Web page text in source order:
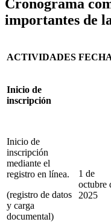
Cronograma
importantes de
ACTIVIDADES
Inicio de
inscripción
Inicio de
inscripción
mediante el
registro en línea.
(registro de datos
y carga
documental)
1 de
octubre
2025